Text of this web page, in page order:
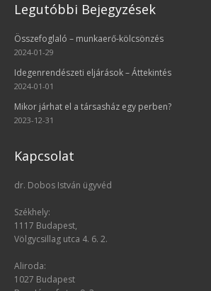
Legutóbbi Bejegyzések
Összefoglaló – munkaerő-kölcsönzés
2024-01-29
Idegenrendészeti eljárások – Áttekintés
2024-01-01
Mikor járhat el a társasház egy perben?
2023-12-31
Kapcsolat
dr. Dobos István ügyvéd
Székhely:
1117 Budapest,
Völgycsillag utca 4. 6. 2.
Aliroda:
1027 Budapest